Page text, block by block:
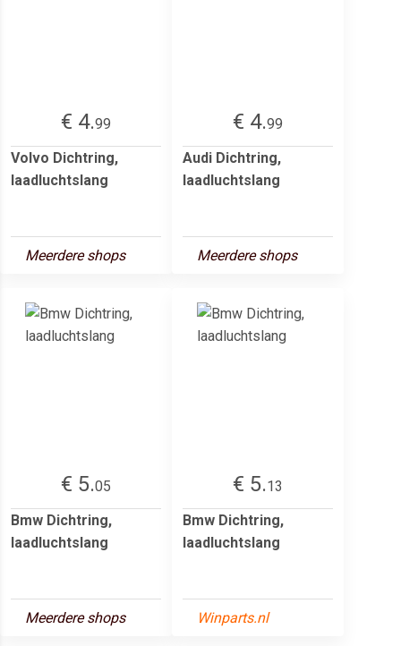
€ 4.99
Volvo Dichtring,
laadluchtslang
Meerdere shops
€ 4.99
Audi Dichtring,
laadluchtslang
Meerdere shops
€ 5.05
Bmw Dichtring,
laadluchtslang
Meerdere shops
€ 5.13
Bmw Dichtring,
laadluchtslang
Winparts.nl